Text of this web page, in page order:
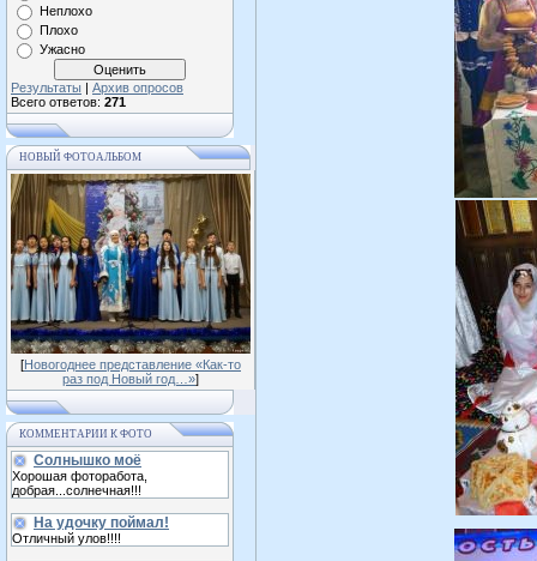
Неплохо
Плохо
Ужасно
Результаты | Архив опросов
Всего ответов: 271
НОВЫЙ ФОТОАЛЬБОМ
[Новогоднее представление «Как-то
раз под Новый год…»]
КОММЕНТАРИИ К ФОТО
Солнышко моё
Хорошая фоторабота,
добрая...солнечная!!!
На удочку поймал!
Отличный улов!!!!